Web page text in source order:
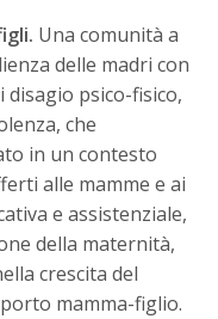
Una comunità a
delle madri con
psico-fisico,
che
in un contesto
alle mamme e ai
e assistenziale,
della maternità,
crescita del
mamma-figlio.